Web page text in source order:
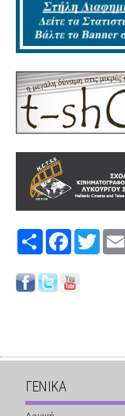
Share FacebookTwitter
ΓΕΝΙΚΑ